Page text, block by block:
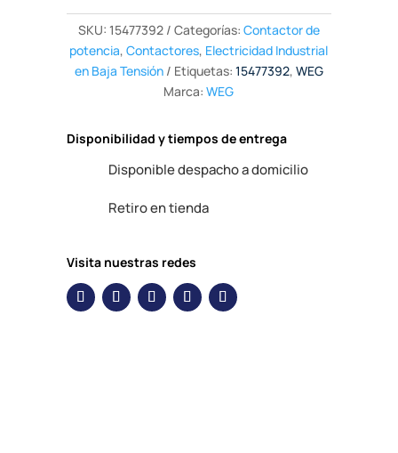
SKU: 15477392 Categorías: Contactor de
potencia,Contactores, Electricidad Industrial
en Baja Tensión
Etiquetas: 15477392, WEG
Marca:WEG
Disponibilidad y tiempos de entrega
Disponible despacho a domicilio
Retiro en tienda
Visita nuestras redes